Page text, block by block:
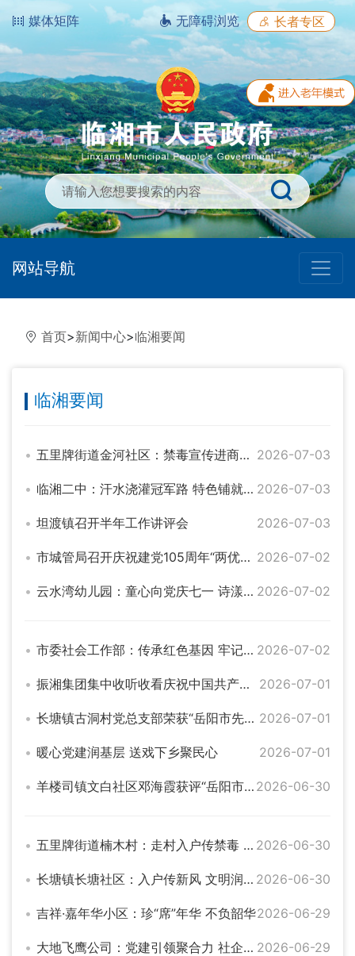
媒体矩阵 无障碍浏览 长者专区
网站导航
首页>新闻中心>临湘要闻
临湘要闻
五里牌街道金河社区：禁毒宣传进商铺 平安防线入人心 2026-07-03
临湘二中：汗水浇灌冠军路 特色铺就成才梯 2026-07-03
坦渡镇召开半年工作讲评会 2026-07-03
市城管局召开庆祝建党105周年“两优一先”表彰大会 2026-07-02
云水湾幼儿园：童心向党庆七一 诗漾童年礼成长 2026-07-02
市委社会工作部：传承红色基因 牢记初心使命 2026-07-02
振湘集团集中收听收看庆祝中国共产党成立105周年大会直播 2026-07-01
长塘镇古洞村党总支部荣获“岳阳市先进基层党组织”称号 2026-07-01
暖心党建润基层 送戏下乡聚民心 2026-07-01
羊楼司镇文白社区邓海霞获评“岳阳市优秀党务工作者” 2026-06-30
五里牌街道楠木村：走村入户传禁毒 凝心聚力守村居 2026-06-30
长塘镇长塘社区：入户传新风 文明润民心 2026-06-30
吉祥·嘉年华小区：珍“席”年华 不负韶华2026-06-29
大地飞鹰公司：党建引领聚合力 社企同行践初心 2026-06-29